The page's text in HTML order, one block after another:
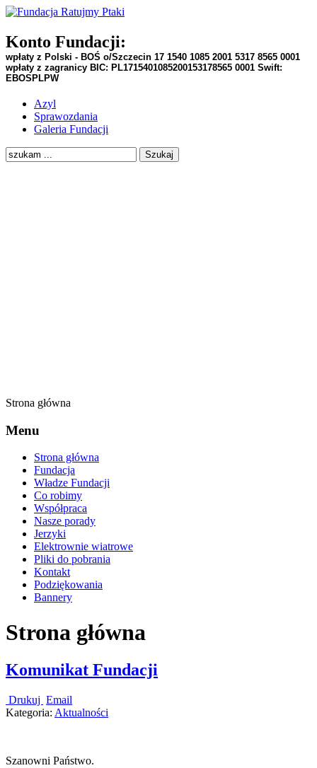
Konto Fundacji:
wpłaty z Polski - BOŚ o/Szczecin 17 1540 1085 2001 5317 8565 0001
wpłaty z zagranicy BIC: PL1715401085200153178565 0001 Swift:
EBOSPLPW
Azyl
Sprawozdania
Galeria Fundacji
Szukaj
Strona główna
Menu
Strona główna
Fundacja
Władze Fundacji
Co robimy
Współpraca
Nasze porady
Jerzyki
Elektrownie wiatrowe
Pliki do pobrania
Kontakt
Podziękowania
Bannery
Strona główna
Komunikat Fundacji
Drukuj Email
Kategoria: Aktualności
Szanowni Państwo.